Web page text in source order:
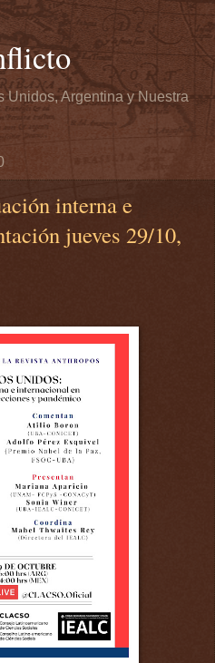
Unidos, Argentina y Nuestra
interna e
jueves 29/10,